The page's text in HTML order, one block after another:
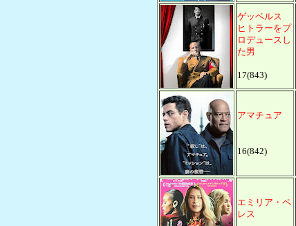
ゲッベルス
ヒトラーをプ
ロデュースし
た男
17(843)
アマチュア
16(842)
エミリア・ペ
レス